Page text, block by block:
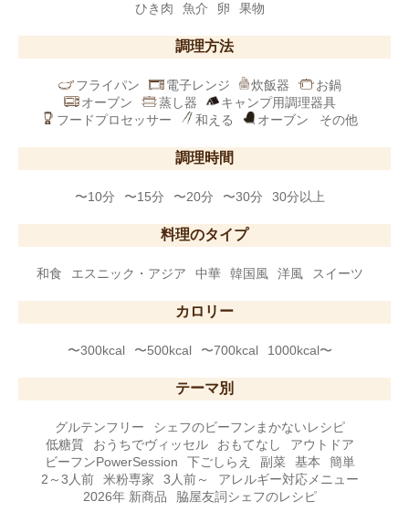
ひき肉
魚介 卵 果物
調理方法
フライパン 電子レンジ 炊飯器
お鍋
オーブン
蒸し器
キャンプ用調理器具
フードプロセッサー
和える オーブン その他
調理時間
〜10分 〜15分 〜20分 〜30分 30分以上
料理のタイプ
和食 エスニック・アジア 中華 韓国風 洋風 スイーツ
カロリー
〜300kcal 〜500kcal 〜700kcal 1000kcal〜
テーマ別
グルテンフリー
シェフのビーフンまかないレシピ
低糖質
おうちでヴィッセル おもてなし
アウトドア
ビーフンPowerSession
下ごしらえ 副菜 基本
簡単
2～3人前
米粉専家 3人前～
アレルギー対応メニュー
2026年 新商品
脇屋友詞シェフのレシピ